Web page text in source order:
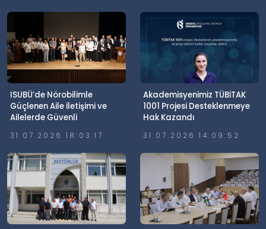
ISUBÜ’de Nörobilimle
Güçlenen Aile İletişimi ve
Ailelerde Güvenli
Gerçekleştirildi
31.07.2026 18:03:17
Akademisyenimiz TÜBİTAK
1001 Projesi Desteklenmeye
Hak Kazandı
31.07.2026 14:09:52